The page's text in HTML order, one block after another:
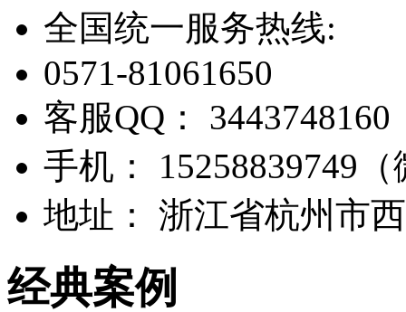
全国统一服务热线:
0571-81061650
客服QQ： 3443748160
手机： 15258839749
地址： 浙江省杭州市
经典案例